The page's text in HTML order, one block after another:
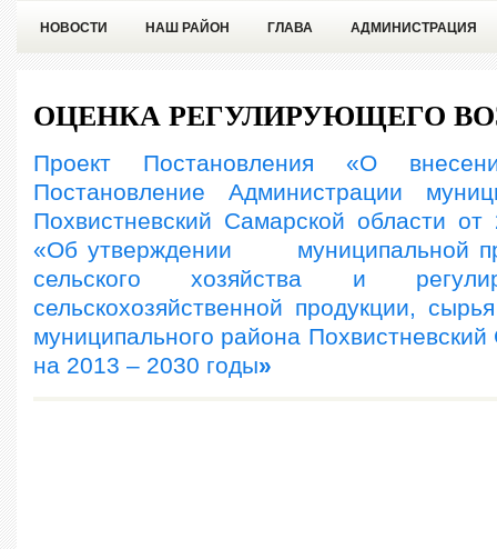
НОВОСТИ НАШ РАЙОН ГЛАВА АДМИНИСТРАЦИЯ
ОЦЕНКА РЕГУЛИРУЮЩЕГО
Проект Постановления «О
Постановление Администрации
Похвистневский Самарской области
«Об утверждении муниципальной
сельского хозяйства и
сельскохозяйственной продукции,
муниципального района
на 2013 – 2030 годы»